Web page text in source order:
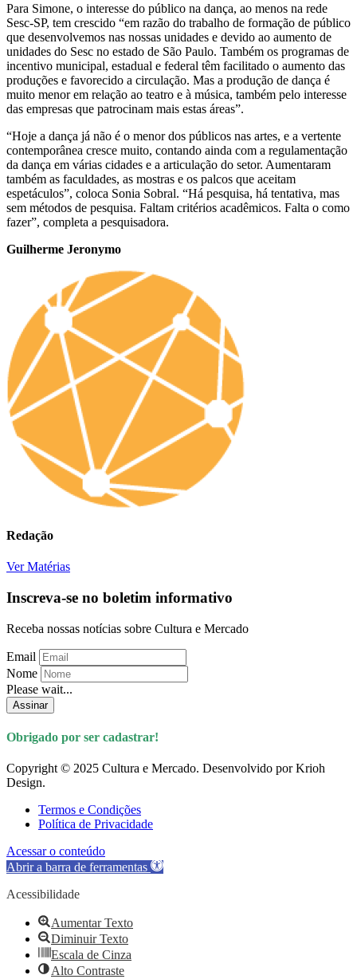
Para Simone, o interesse do público na dança, ao menos na rede
Sesc-SP, tem crescido “em razão do trabalho de formação de público
que desenvolvemos nas nossas unidades e devido ao aumento de
unidades do Sesc no estado de São Paulo. Também os programas de
incentivo municipal, estadual e federal têm facilitado o aumento das
produções e favorecido a circulação. Mas a produção de dança é
muito menor em relação ao teatro e à música, também pelo interesse
das empresas que patrocinam mais estas áreas”.
“Hoje a dança já não é o menor dos públicos nas artes, e a vertente
contemporânea cresce muito, contando ainda com a regulamentação
da dança em várias cidades e a articulação do setor. Aumentaram
também as faculdades, as mostras e os palcos que aceitam
espetáculos”, coloca Sonia Sobral. “Há pesquisa, há tentativa, mas
sem métodos de pesquisa. Faltam critérios acadêmicos. Falta o como
fazer”, completa a pesquisadora.
Guilherme Jeronymo
Redação
Ver Matérias
Inscreva-se no boletim informativo
Receba nossas notícias sobre Cultura e Mercado
Email
Nome
Please wait...
Assinar
Obrigado por ser cadastrar!
Copyright © 2025 Cultura e Mercado. Desenvolvido por Krioh
Design.
Termos e Condições
Política de Privacidade
Acessar o conteúdo
Abrir a barra de ferramentas
Acessibilidade
Aumentar Texto
Diminuir Texto
Escala de Cinza
Alto Contraste